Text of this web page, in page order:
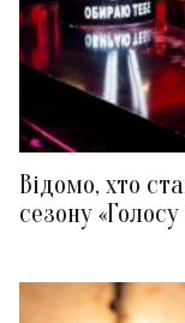
Відомо, хто
сезону